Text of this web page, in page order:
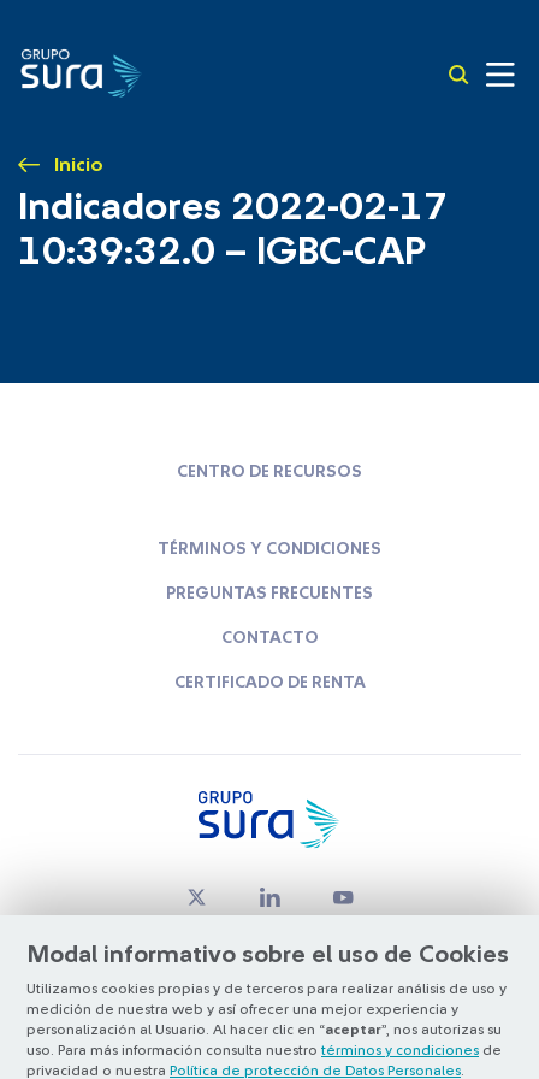
Inicio
Indicadores 2022-02-17
10:39:32.0 – IGBC-CAP
Modal informativo sobre el uso de Cookies
Utilizamos cookies propias y de terceros para realizar análisis de uso y
medición de nuestra web y así ofrecer una mejor experiencia y
personalización al Usuario. Al hacer clic en “aceptar”, nos autorizas su
uso. Para más información consulta nuestro términos y condiciones de
privacidad o nuestra Política de protección de Datos Personales
CENTRO DE RECURSOS
TÉRMINOS Y CONDICIONES
PREGUNTAS FRECUENTES
CONTACTO
CERTIFICADO DE RENTA
© Copyright Grupo SURA 2026